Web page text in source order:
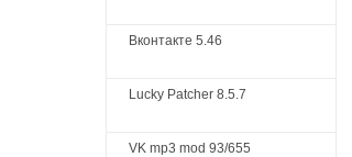
Вконтакте 5.46
Lucky Patcher 8.5.7
VK mp3 mod 93/655